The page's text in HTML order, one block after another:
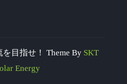
目指せ！ Theme By SKT
Energy